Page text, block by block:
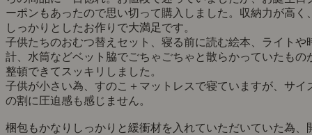
ーポンもあったので思い切って購入しました。収納力が高く
しっかりとしたお作りで大満足です。
子供たちのおむつ替えセット、寝る前に読む絵本、ライトや
計、水筒などベット脇でごちゃごちゃと散らかっていたもの
整頓できてスッキリしました。
子供が小さい為、すのこ＋マットレスで寝ていますが、サイ
の割に圧迫感も感じません。
梱包もかなりしっかりと緩衝材を入れていただいていた為、